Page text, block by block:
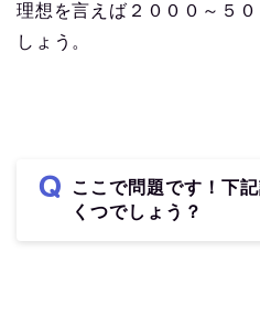
理想を言えば２０００～５
しょう。
ここで問題です！下
くつでしょう？